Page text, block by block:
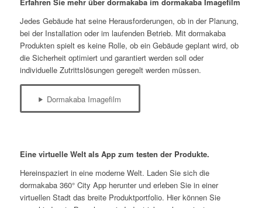
Jedes Gebäude hat seine Herausforderungen, ob in der Planung,
bei der Installation oder im laufenden Betrieb. Mit dormakaba
Produkten spielt es keine Rolle, ob ein Gebäude geplant wird, ob
die Sicherheit optimiert und garantiert werden soll oder
individuelle Zutrittslösungen geregelt werden müssen.
Dormakaba Imagefilm
Eine virtuelle Welt als App zum testen der Produkte.
Hereinspaziert in eine moderne Welt. Laden Sie sich die
dormakaba 360° City App herunter und erleben Sie in einer
virtuellen Stadt das breite Produktportfolio. Hier können Sie